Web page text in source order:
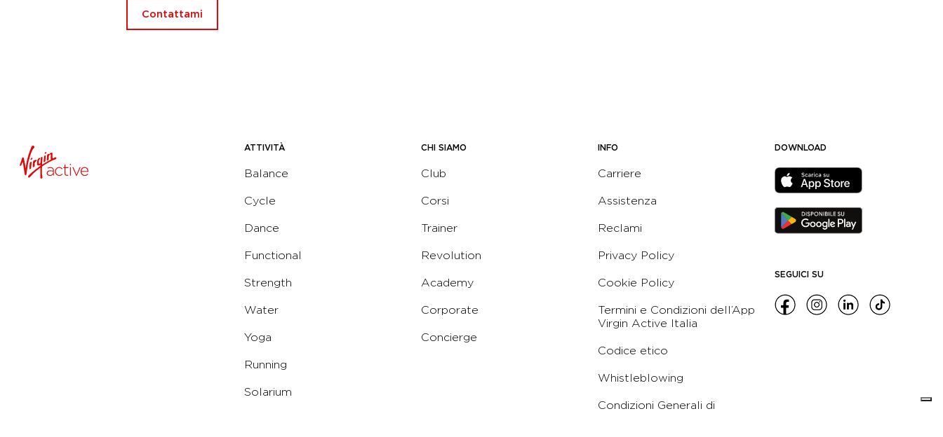
Contattami
ATTIVITÀ
Balance
Cycle
Dance
Functional
Strength
Water
Yoga
Running
Solarium
CHI SIAMO
Club
Corsi
Trainer
Revolution
Academy
Corporate
Concierge
INFO
Carriere
Assistenza
Reclami
Privacy Policy
Cookie Policy
Termini e Condizioni dell’App
Virgin Active Italia
Codice etico
Whistleblowing
Condizioni Generali di
DOWNLOAD
SEGUICI SU